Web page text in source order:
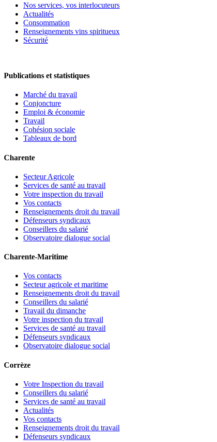
Nos services, vos interlocuteurs
Actualités
Consommation
Renseignements vins spiritueux
Sécurité
Publications et statistiques
Marché du travail
Conjoncture
Emploi & économie
Travail
Cohésion sociale
Tableaux de bord
Charente
Secteur Agricole
Services de santé au travail
Votre inspection du travail
Vos contacts
Renseignements droit du travail
Défenseurs syndicaux
Conseillers du salarié
Observatoire dialogue social
Charente-Maritime
Vos contacts
Secteur agricole et maritime
Renseignements droit du travail
Conseillers du salarié
Travail du dimanche
Votre inspection du travail
Services de santé au travail
Défenseurs syndicaux
Observatoire dialogue social
Corrèze
Votre Inspection du travail
Conseillers du salarié
Services de santé au travail
Actualités
Vos contacts
Renseignements droit du travail
Défenseurs syndicaux